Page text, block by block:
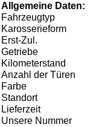
Allgemeine Daten:
Fahrzeugtyp
Karosserieform
Erst-Zul.
Getriebe
Kilometerstand
Anzahl der Türen
Farbe
Standort
Lieferzeit
Unsere Nummer